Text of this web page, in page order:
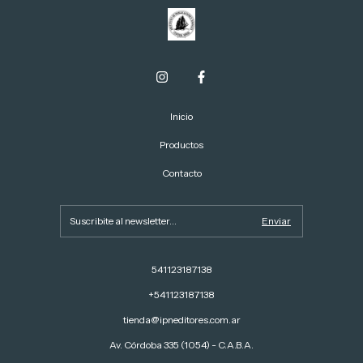
Inicio
Productos
Contacto
541123187138
+541123187138
tienda@ipneditores.com.ar
Av. Córdoba 335 (1054) - C.A.B.A.